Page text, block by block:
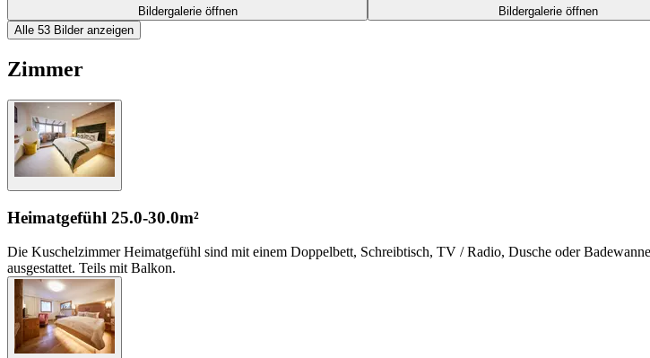
Bildergalerie öffnen Bildergalerie öffnen
Alle 53 Bilder anzeigen
Zimmer
Heimatgefühl 25.0-30.0m²
Die Kuschelzimmer Heimatgefühl sind mit einem Doppelbett, Schreibtisch, TV / Radio, Dusche oder
ausgestattet. Teils mit Balkon.